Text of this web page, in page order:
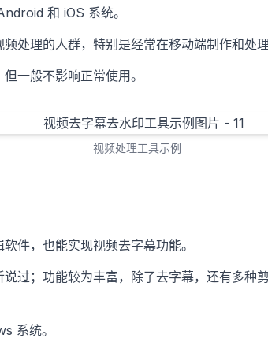
和 iOS 系统。
处理的人群，特别是经常在移动端制作和处理
一般不影响正常使用。
视频处理工具示例
件，也能实现视频去字幕功能。
说过；功能较为丰富，除了去字幕，还有多种
系统。